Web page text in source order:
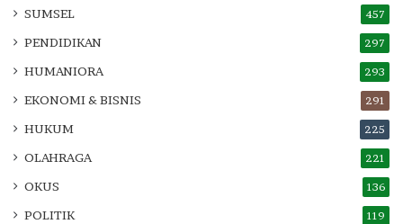
SUMSEL 457
PENDIDIKAN 297
HUMANIORA 293
EKONOMI & BISNIS 291
HUKUM 225
OLAHRAGA 221
OKUS 136
POLITIK 119